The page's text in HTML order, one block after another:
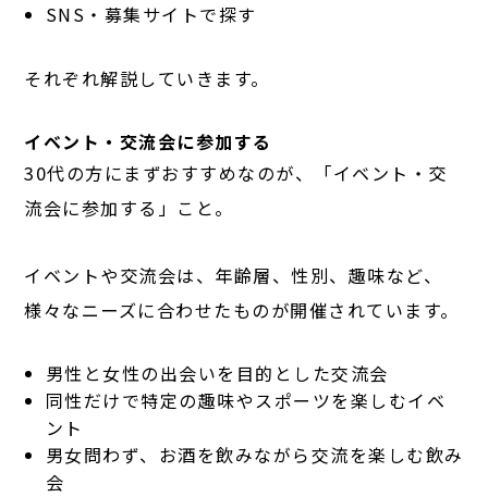
SNS・募集サイトで探す
それぞれ解説していきます。
イベント・交流会に参加する
30代の方にまずおすすめなのが、「イベント・交
流会に参加する」こと。
イベントや交流会は、年齢層、性別、趣味など、
様々なニーズに合わせたものが開催されています。
男性と女性の出会いを目的とした交流会
同性だけで特定の趣味やスポーツを楽しむイベ
ント
男女問わず、お酒を飲みながら交流を楽しむ飲み
会